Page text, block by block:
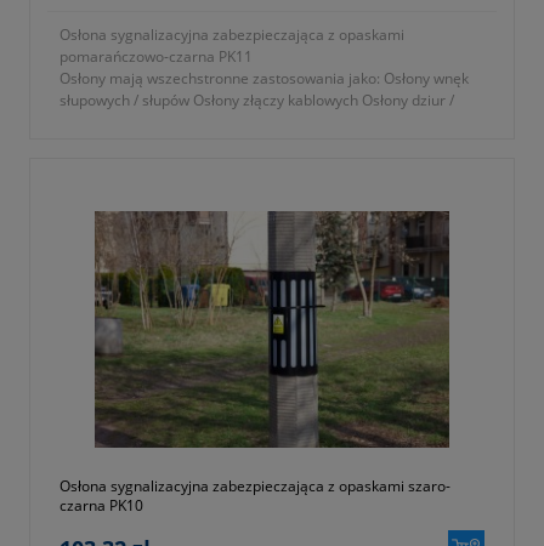
Osłona sygnalizacyjna zabezpieczająca z opaskami
pomarańczowo-czarna PK11
Osłony mają wszechstronne zastosowania jako: Osłony wnęk
słupowych / słupów Osłony złączy kablowych Osłony dziur /
Osłona sygnalizacyjna zabezpieczająca z opaskami szaro-
czarna PK10